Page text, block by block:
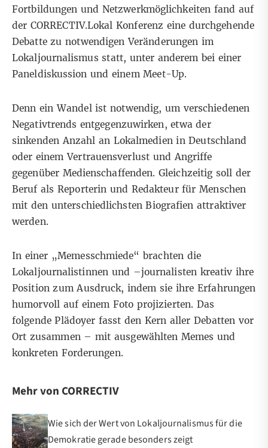
Fortbildungen und Netzwerkmöglichkeiten fand auf
der CORRECTIV.Lokal Konferenz eine durchgehende
Debatte zu notwendigen Veränderungen im
Lokaljournalismus statt, unter anderem bei einer
Paneldiskussion und einemMeet-Up.
Denn ein Wandel ist notwendig, um verschiedenen
Negativtrends entgegenzuwirken, etwa der
sinkenden Anzahl an Lokalmedien in Deutschland
oder einem Vertrauensverlust und Angriffe
gegenüber Medienschaffenden. Gleichzeitig soll der
Beruf als Reporterin und Redakteur für Menschen
mit den unterschiedlichsten Biografien attraktiver
werden.
In einer „Memesschmiede“ brachten die
Lokaljournalistinnen und –journalisten kreativ ihre
Position zum Ausdruck, indem sie ihre Erfahrungen
humorvoll auf einem Foto projizierten. Das
folgende Plädoyer fasst den Kern aller Debatten vor
Ort zusammen – mit ausgewählten Memes und
konkreten Forderungen.
Mehr von CORRECTIV
Wie sich der Wert von Lokaljournalismus für die
Demokratie gerade besonders zeigt